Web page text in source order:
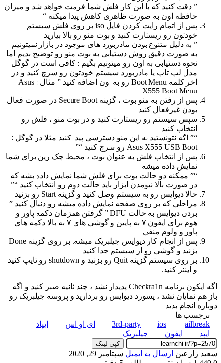
” دقت کنید که با این کار فلش شما فرمت خواهد شد و میزان
حافظه اون به صورت ظاهری کاهش پیدا میکنه “
پس از اتمام رایت کردن فایل iso بر روی فلش سیستم
خودتون رو ریستارت کنید و بوت منو رو بالا بیارید
” به دلیل متنوع بودن مادربورد های موجود در بازار نمیتونیم
به صورت دقیق روش دستیابی به بوت منو رو توضیح بدیم اما
نحوه دستیابی به اون رو میتونیم بگیم : کافی است در گوگل
مدل لپ تاپ یا مادربورد سیستم خودتون رو سرچ کنید و در
اخر کلمه Boot Menu رو به اون اضافه کنید ” مثال : Asus
X555 Boot Menu
پس از رفتن به منو بوت ، گزینه Secure Boot در صورت فعال
بودن غیرفعال کنید
سپس سیستم رو ریستارت کنید و در بوت منو ، فلش رو
انتخاب کنید
“” اگه نتونستید به این منو دسترسی پیدا کنید مثلا در گوگل :
Asus X555 USB Boot رو سرچ کنید “”
پس از انتخاب فلش به عنوان بوت ، محیط چک رین برای شما
نمایش داده میشه
“” ممکنه دو حالت بوت برای فلش شما نمایش داده بشه که
در صورت بالا نیومدن ابزار باید حالت دوم رو انتخاب کنید “”
حالا دیوایس رو به سیستم وصل کنید و گزینه Start رو بزنید
مراحلی که بر روی صفحه نمایش داده میشه رو دنبال کنید ”
بردن دیوایس به حالت DFU ” گرفتن همزمان دکمه پاور و
هوم برای ایفون ۷ به پایین و گوشی های ۷ به بالا دکمه های
پاور و ولوم منفی
پس از انجام کار دیوایس جیلبریک میشه. بر روی گزینه Done
بزنید و گوشی رو از سیستم جدا کنید
بر روی سیستم گزینه Quit رو بزنید و shutdown رو تایپ کنید
و اینتر کنید.
اگه ایکون برنامه Checkra1n پدیدار نشد ، چند ثانیه صبر کنید و اگه
باز هم نمایان نشد ، پسورد دیوایس رو بردارید و پروسه جیلبریک رو
دوباره انجام بدید
برچسب ها
3rd-party
ios jailbreak ای او اس
ایپاد
ایپد
ایفون جیلبریک
کپی لینک
سعید زارعین ارسال به ایمیل سپتامبر 29, 2020